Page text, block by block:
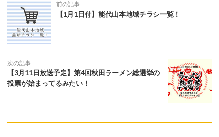
前の記事
【1月1日付】能代山本地域チラシ一覧！
次の記事
【3月11日放送予定】第4回秋田ラーメン総選挙の
投票が始まってるみたい！